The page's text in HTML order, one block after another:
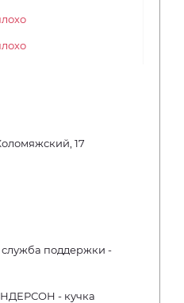
17
служба поддержки -
- кучка